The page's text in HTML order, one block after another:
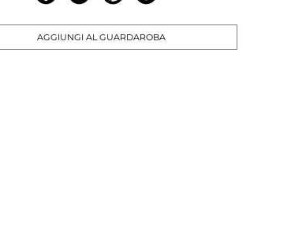
AGGIUNGI AL GUARDAROBA